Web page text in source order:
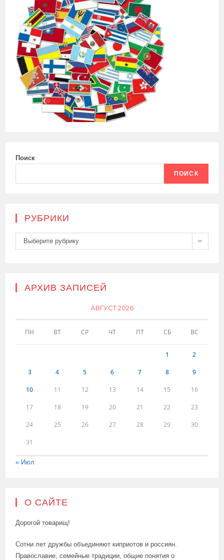
Поиск
ПОИСК
РУБРИКИ
Рубрики
Выберите рубрику
АРХИВ ЗАПИСЕЙ
АВГУСТ 2026
ПН ВТ СР ЧТ ПТ СБ ВС
1 2
3 4 5 6 7 8 9
10 11 12 13 14 15 16
17 18 19 20 21 22 23
24 25 26 27 28 29 30
31
« Июл
О САЙТЕ
Дорогой товарищ!
Сотни лет дружбы объединяют киприотов и россиян.
Православие, семейные традиции, общие понятия о